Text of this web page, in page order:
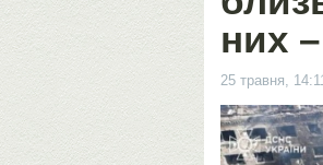
них
25 травня,